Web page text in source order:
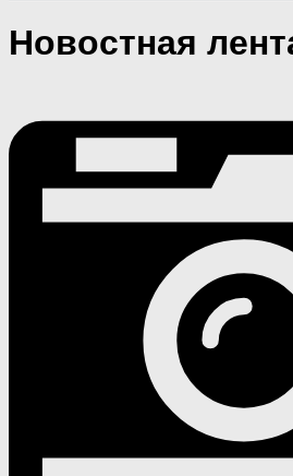
Новостная